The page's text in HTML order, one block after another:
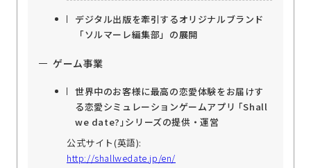
デジタル出版を牽引するオリジナルブランド
「ソルマーレ編集部」の展開
ゲーム事業
世界中のお客様に最高の恋愛体験をお届けす
る恋愛シミュレーションゲームアプリ ｢Shall
we date?｣シリーズの提供・運営
公式サイト(英語):
http://shallwedate.jp/en/